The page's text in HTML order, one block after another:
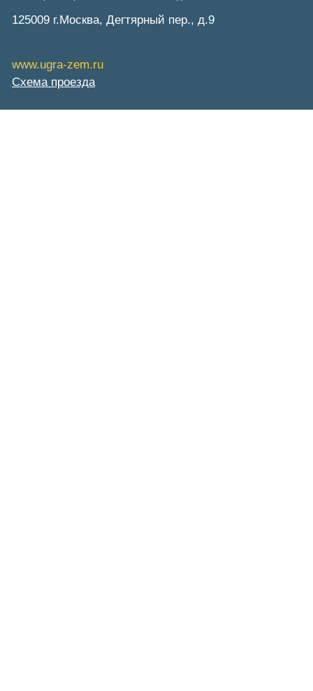
125009 г.Москва, Дегтярный пер., д.9
www.ugra-zem.ru
Схема проезда